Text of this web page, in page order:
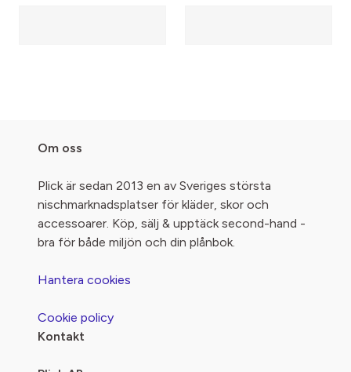
Om oss
Plick är sedan 2013 en av Sveriges största
nischmarknadsplatser för kläder, skor och
accessoarer. Köp, sälj & upptäck second-hand -
bra för både miljön och din plånbok.
Hantera cookies
Cookie policy
Kontakt